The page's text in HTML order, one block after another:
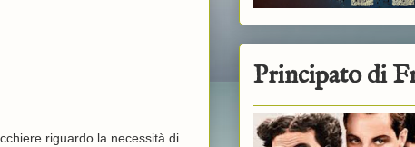
riguardo la necessità di
Principato di